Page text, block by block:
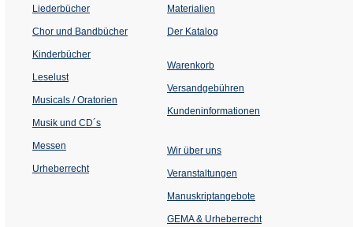
Liederbücher
Chor und Bandbücher
Kinderbücher
Leselust
Musicals / Oratorien
Musik und CD´s
Messen
Urheberrecht
Materialien
Der Katalog
Warenkorb
Versandgebühren
Kundeninformationen
Wir über uns
Veranstaltungen
einem
Tab)
Manuskriptangebote
GEMA & Urheberrecht